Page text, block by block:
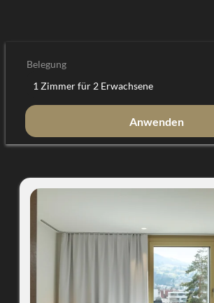
Belegung
1 Zimmerfür 2 Erwachsene
Anwenden
Unsere Angebote im